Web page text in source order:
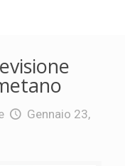
Gennaio 23,